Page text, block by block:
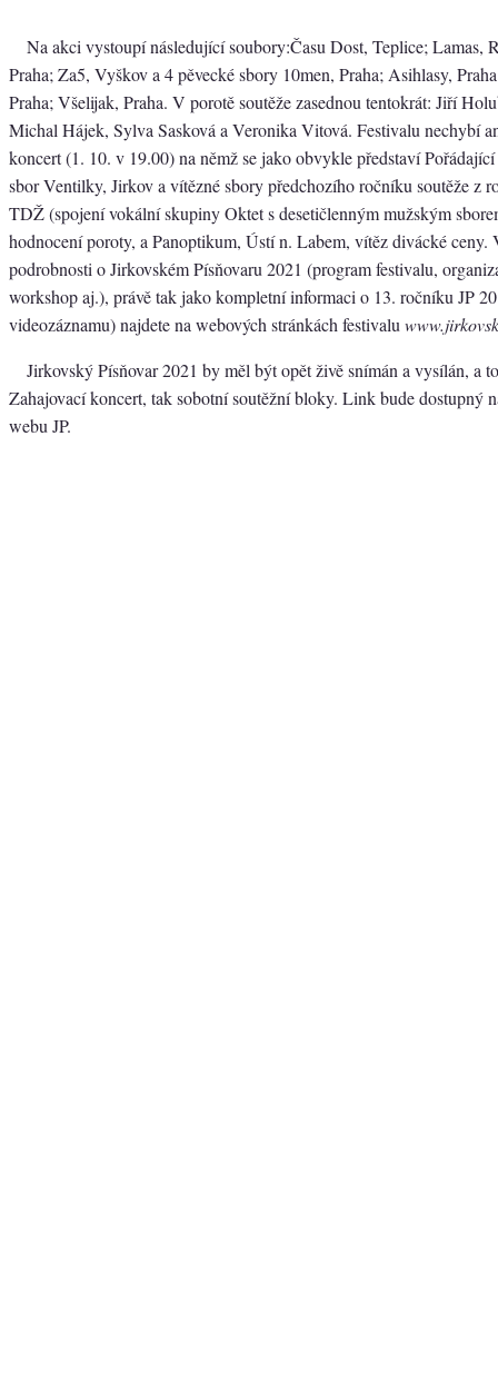
Na akci vystoupí následující soubory:Času Dost, Teplice; Lamas,
Praha; Za5, Vyškov a 4 pěvecké sbory 10men, Praha; Asihlasy,
Praha; Všelijak, Praha. V porotě soutěže zasednou tentokrát: Jiří
Michal Hájek, Sylva Sasková a Veronika Vitová. Festivalu nechybí
koncert (1. 10. v 19.00) na němž se jako obvykle představí
sbor Ventilky, Jirkov a vítězné sbory předchozího ročníku soutěže z
TDŽ (spojení vokální skupiny Oktet s desetičlenným mužským
hodnocení poroty, a Panoptikum, Ústí n. Labem, vítěz divácké ceny.
podrobnosti o Jirkovském Písňovaru 2021 (program festivalu,
workshop aj.), právě tak jako kompletní informaci o 13. ročníku JP
videozáznamu) najdete na webových stránkách festivalu
Jirkovský Písňovar 2021 by měl být opět živě snímán a vysílán, a
Zahajovací koncert, tak sobotní soutěžní bloky. Link bude dostupný
webu JP.